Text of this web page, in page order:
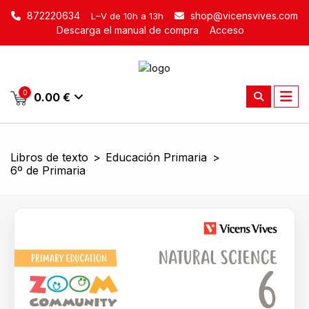
872220634 L–V de 10h a 13h
shop@vicensvives.com
Descarga el manual de compra
Acceso
0 0.00 €
Libros de texto > Educación Primaria >
6º de Primaria